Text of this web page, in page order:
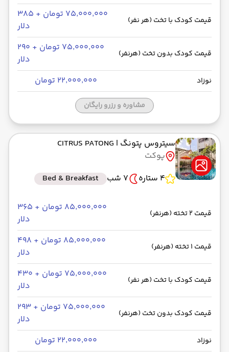
قیمت کودک با تخت (هر نفر)
۷۵٬۰۰۰٬۰۰۰ تومان + ۳۸۵
دلار
قیمت کودک بدون تخت (هرنفر)
۷۵٬۰۰۰٬۰۰۰ تومان + ۲۹۰
دلار
نوزاد ۲۲٬۰۰۰٬۰۰۰ تومان
مشاوره و رزرو رایگان
سیتروس پتونگ | CITRUS PATONG
پوکت
4 ستاره
7 شب Bed & Breakfast
قیمت 2 تخته (هرنفر)
۸۵٬۰۰۰٬۰۰۰ تومان + ۳۶۵
دلار
قیمت 1 تخته (هرنفر)
۸۵٬۰۰۰٬۰۰۰ تومان + ۴۹۸
دلار
قیمت کودک با تخت (هر نفر)
۷۵٬۰۰۰٬۰۰۰ تومان + ۴۳۰
دلار
قیمت کودک بدون تخت (هرنفر)
۷۵٬۰۰۰٬۰۰۰ تومان + ۲۹۳
دلار
نوزاد ۲۲٬۰۰۰٬۰۰۰ تومان